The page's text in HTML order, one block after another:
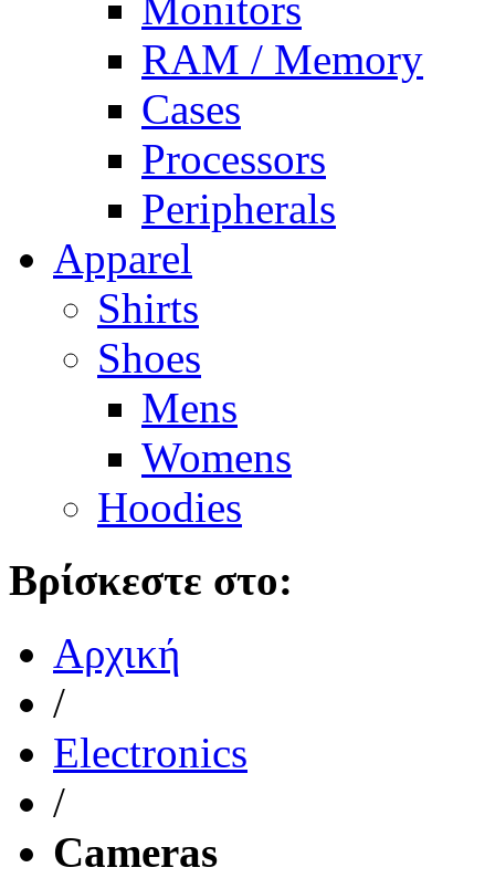
RAM / Memory
Cases
Processors
Peripherals
Apparel
Shirts
Shoes
Mens
Womens
Hoodies
Βρίσκεστε στο:
Αρχική
/
Electronics
/
Cameras